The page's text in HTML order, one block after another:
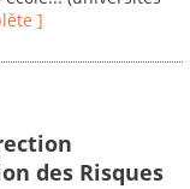
]
des Risques